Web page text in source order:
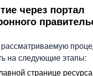
через портал
на следующие этапы:
странице